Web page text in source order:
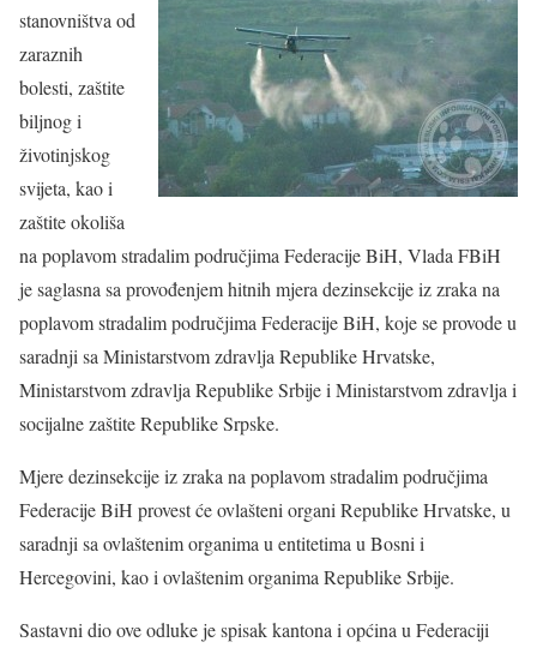
stanovništva od
zaraznih
bolesti, zaštite
biljnog i
životinjskog
svijeta, kao i
zaštite okoliša
na poplavom stradalim područjima Federacije BiH, Vlada FBiH
je saglasna sa provođenjem hitnih mjera dezinsekcije iz zraka na
poplavom stradalim područjima Federacije BiH, koje se provode u
saradnji sa Ministarstvom zdravlja Republike Hrvatske,
Ministarstvom zdravlja Republike Srbije i Ministarstvom zdravlja i
socijalne zaštite Republike Srpske.
Mjere dezinsekcije iz zraka na poplavom stradalim područjima
Federacije BiH provest će ovlašteni organi Republike Hrvatske, u
saradnji sa ovlaštenim organima u entitetima u Bosni i
Hercegovini, kao i ovlaštenim organima Republike Srbije.
Sastavni dio ove odluke je spisak kantona i općina u Federaciji